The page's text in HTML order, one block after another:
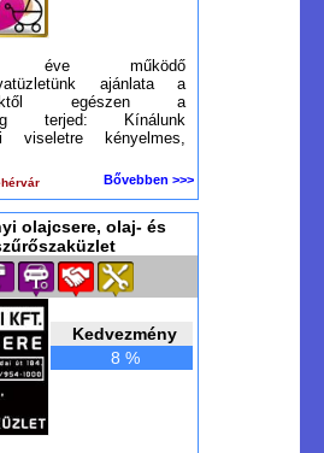
éve működő
ajánlata a
egészen a
terjed: Kínálunk
viseletre kényelmes,
Bővebben >>>
olajcsere, olaj- és
Kedvezmény
8 %